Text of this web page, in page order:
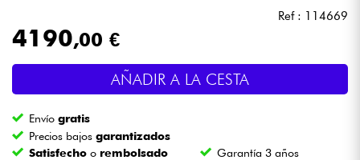
Luces
Batería y percusión
Vientos
Ref : 114669
4190,00 €
AÑADIR A LA CESTA
Envíogratis
Precios bajosgarantizados
Satisfecho o rembolsado Garantía 3 años